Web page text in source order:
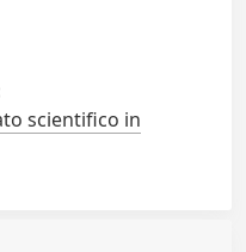
scientifico in